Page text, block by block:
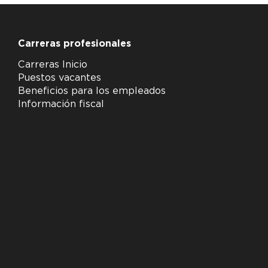
Carreras profesionales
Carreras Inicio
Puestos vacantes
Beneficios para los empleados
Información fiscal